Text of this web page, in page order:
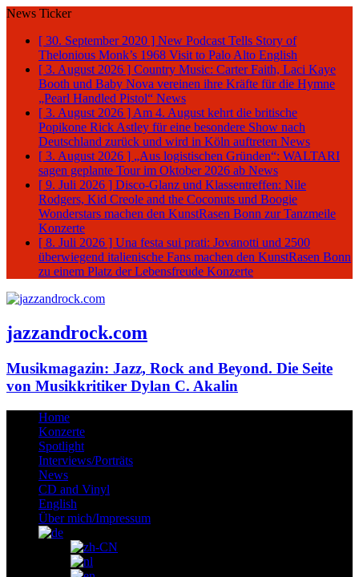
News Ticker
[ 30. September 2020 ] New Podcast Tells Story of
Thelonious Monk’s 1968 Visit to Palo Alto English
[ 3. August 2026 ] Country Music: Carter Faith, Laci Kaye
Booth und Baby Nova vereinen ihre Kräfte für die Hymne
„Pearl Handled Pistol“ News
[ 3. August 2026 ] Am 4. August kehrt die britische
Popikone Rick Astley für eine besondere Show nach
Deutschland zurück und wird in Köln auftreten News
[ 3. August 2026 ] „Aus logistischen Gründen“: WALTARI
sagen geplante Tour im Oktober 2026 ab News
[ 9. Juli 2026 ] Disco-Glanz und Klassentreffen: Nile
Rodgers, Kid Creole and the Coconuts und Boogie
Wonderstars machen den KunstRasen Bonn zur Tanzmeile
Konzerte
[ 8. Juli 2026 ] Una festa sui prati: Jovanotti und 2500
überwiegend italienische Fans machen den KunstRasen Bonn
zu einem Platz der Lebensfreude Konzerte
jazzandrock.com
Musikmagazin: Jazz, Rock and Beyond. Die Seite
von Musikkritiker Dylan C. Akalin
Home
Konzerte
Spotlight
Interviews/Porträts
News
CD and Vinyl
English
Über mich/Impressum